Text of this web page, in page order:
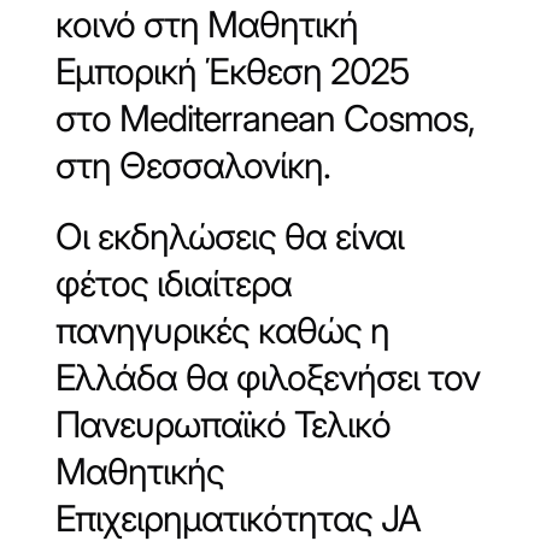
κοινό στη Mαθητική
Εμπορική Έκθεση 2025
στο Mediterranean Cosmos,
στη Θεσσαλονίκη.
Οι εκδηλώσεις θα είναι
φέτος ιδιαίτερα
πανηγυρικές καθώς η
Ελλάδα θα φιλοξενήσει τον
Πανευρωπαϊκό Τελικό
Μαθητικής
Επιχειρηματικότητας JA